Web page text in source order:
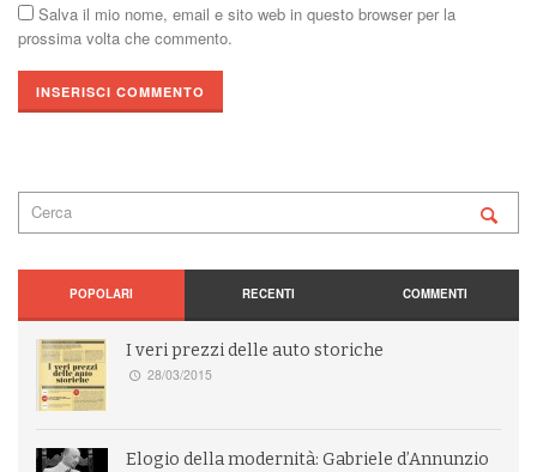
Salva il mio nome, email e sito web in questo browser per la
prossima volta che commento.
POPOLARI RECENTI COMMENTI
I veri prezzi delle auto storiche
28/03/2015
Elogio della modernità: Gabriele d’Annunzio